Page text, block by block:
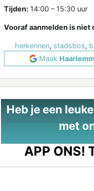
Tijden: 14:00 – 15:30 uur
Vooraf aanmelden is niet
herkennen, stadsbos,
Maak
Heb je een
met
APP ONS!